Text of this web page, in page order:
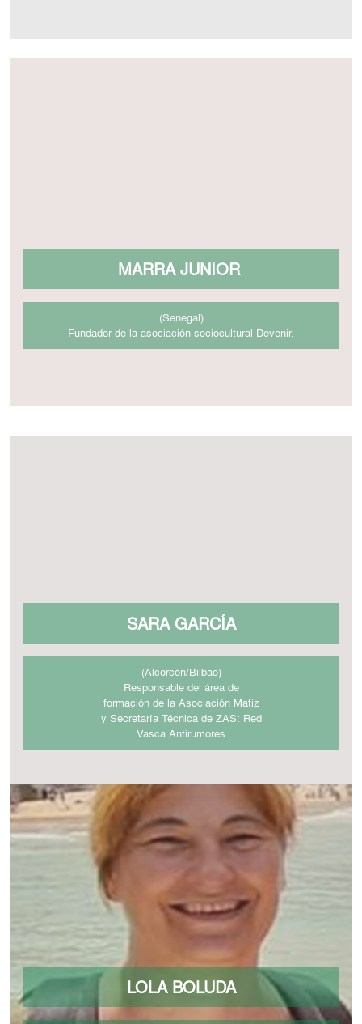
MARRA JUNIOR
(Senegal)
Fundador de la asociación sociocultural Devenir.
SARA GARCÍA
(Alcorcón/Bilbao)
Responsable del área de
formación de la Asociación Matiz
y Secretaría Técnica de ZAS: Red
Vasca Antirumores
LOLA BOLUDA